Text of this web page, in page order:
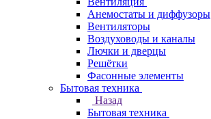
Анемостаты и диффузоры
Вентиляторы
Воздуховоды и каналы
Лючки и дверцы
Решётки
Фасонные элементы
Бытовая техника
Назад
Бытовая техника